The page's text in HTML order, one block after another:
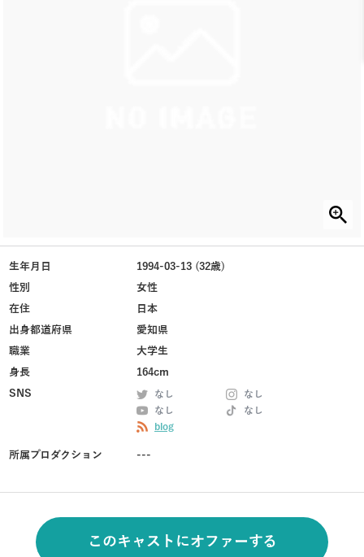
生年月日
1994-03-13 (32歳)
性別
女性
在住
日本
出身都道府県
愛知県
職業
大学生
身長
164cm
SNS
なし
なし
なし
なし
blog
所属プロダクション ---
このキャストにオファーする